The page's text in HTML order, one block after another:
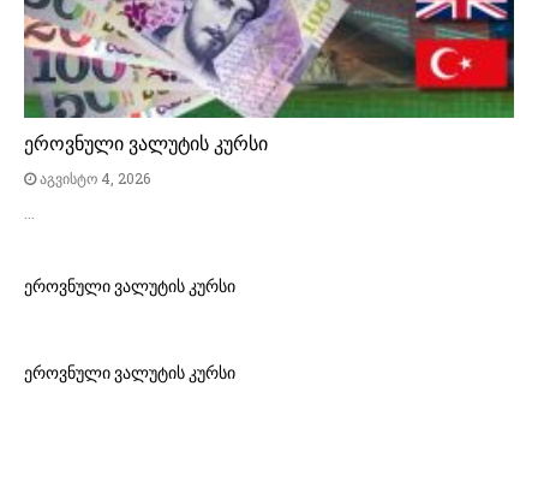
ეროვნული ვალუტის კურსი
აგვისტო 4, 2026
…
ეროვნული ვალუტის კურსი
ეროვნული ვალუტის კურსი